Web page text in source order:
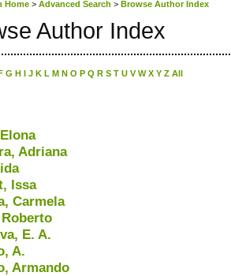
Home > Advanced Search > Browse Author Index
Author Index
G H I J K L M N O P Q R S T U V W X Y Z All
Adriana
Issa
Carmela
E. A.
A.
Armando